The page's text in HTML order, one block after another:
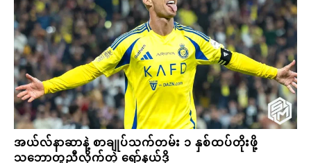
အယ်လ်နာဆာနဲ့ စာချုပ်သက်တမ်း ၁ နှစ်ထပ်တိုးဖို့
သဘောတူညီလိုက်တဲ့ ရော်နယ်ဒို